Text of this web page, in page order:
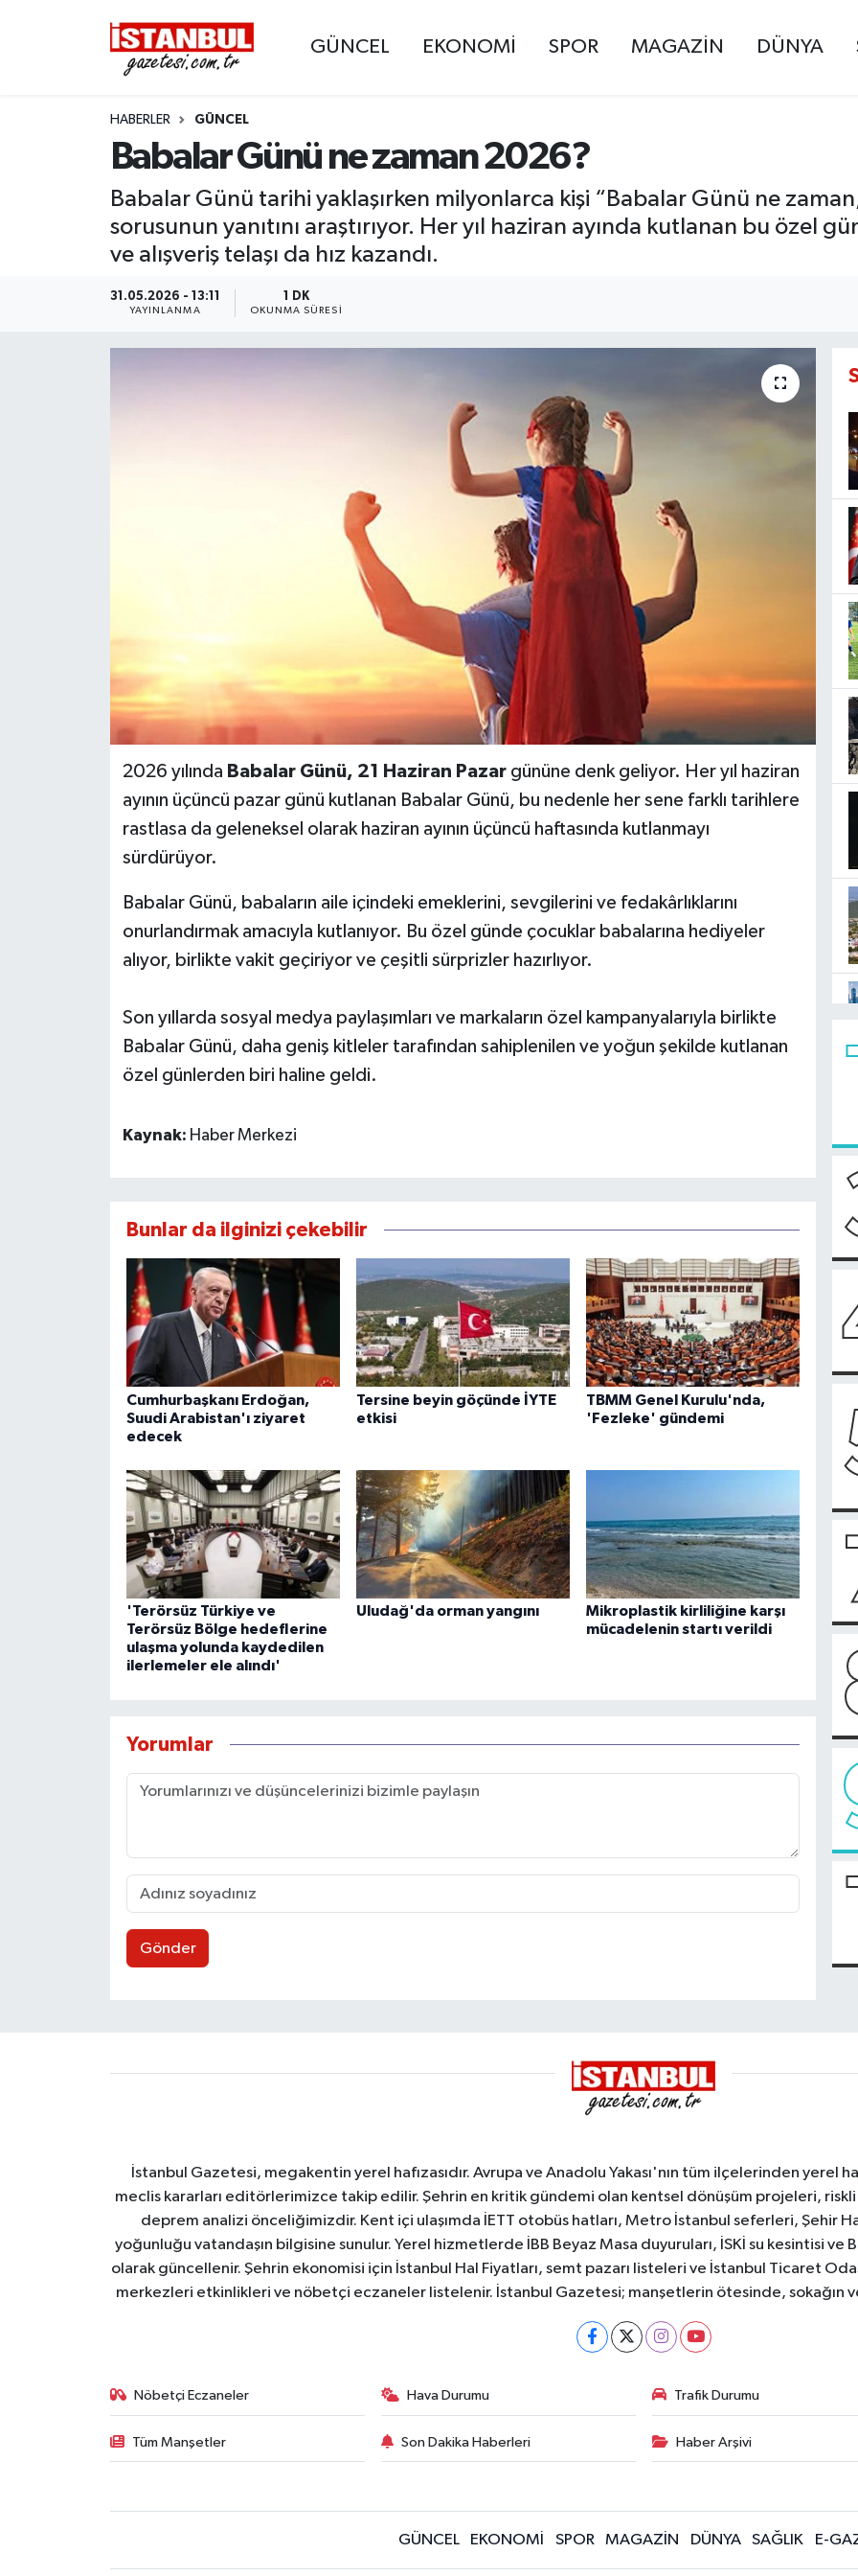
GÜNCEL EKONOMİ SPOR MAGAZİN DÜNYA
HABERLER GÜNCEL
Babalar Günü ne zaman 2026?
Babalar Günü tarihi yaklaşırken milyonlarca kişi “Babalar Günü ne
sorusunun yanıtını araştırıyor. Her yıl haziran ayında kutlanan bu özel
ve alışveriş telaşı da hız kazandı.
31.05.2026 - 13:11
YAYINLANMA
1 DK
OKUNMA SÜRESI
2026 yılında Babalar Günü, 21 Haziran Pazargününe denk geliyor. Her yıl haziran
ayının üçüncü pazar günü kutlanan Babalar Günü, bu nedenle her sene farklı tarihlere
rastlasa da geleneksel olarak haziran ayının üçüncü haftasında kutlanmayı
sürdürüyor.
Babalar Günü, babaların aile içindeki emeklerini, sevgilerini ve fedakârlıklarını
onurlandırmak amacıyla kutlanıyor. Bu özel günde çocuklar babalarına hediyeler
alıyor, birlikte vakit geçiriyor ve çeşitli sürprizler hazırlıyor.
Son yıllarda sosyal medya paylaşımları ve markaların özel kampanyalarıyla birlikte
Babalar Günü, daha geniş kitleler tarafından sahiplenilen ve yoğun şekilde kutlanan
özel günlerden biri haline geldi.
Kaynak: Haber Merkezi
Bunlar da ilginizi çekebilir
Cumhurbaşkanı Erdoğan,
Suudi Arabistan'ı ziyaret
edecek
Tersine beyin göçünde İYTE
etkisi
TBMM Genel Kurulu'nda,
'Fezleke' gündemi
'Terörsüz Türkiye ve
Terörsüz Bölge hedeflerine
ulaşma yolunda kaydedilen
ilerlemeler ele alındı'
Uludağ'da orman yangını
Mikroplastik kirliliğine karşı
mücadelenin startı verildi
Yorumlar
Gönder
İstanbul Gazetesi, megakentin yerel hafızasıdır. Avrupa ve Anadolu Yakası'nın tüm ilçelerinden yerel
meclis kararları editörlerimizce takip edilir. Şehrin en kritik gündemi olan kentsel dönüşüm projeleri, riskli
deprem analizi önceliğimizdir. Kent içi ulaşımda İETT otobüs hatları, Metro İstanbul seferleri, Şehir
yoğunluğu vatandaşın bilgisine sunulur. Yerel hizmetlerde İBB Beyaz Masa duyuruları, İSKİ su kesintisi ve
olarak güncellenir. Şehrin ekonomisi için İstanbul Hal Fiyatları, semt pazarı listeleri ve İstanbul Ticaret
merkezleri etkinlikleri ve nöbetçi eczaneler listelenir. İstanbul Gazetesi; manşetlerin ötesinde, sokağın
Nöbetçi Eczaneler Hava Durumu Trafik Durumu
Tüm Manşetler Son Dakika Haberleri Haber Arşivi
GÜNCEL EKONOMİ SPOR MAGAZİN DÜNYA SAĞLIK E-
EKONOMİ
İSTANBUL
MAGAZİN
Nöbetçi Eczaneler
Hava Durumu
Trafik Durumu
Süper Lig Puan Durumu ve Fikstür
Tüm Manşetler
Son Dakika Haberleri